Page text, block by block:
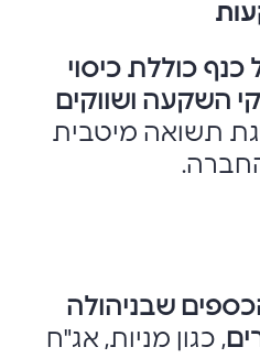
כוללת כיסוי
השקעה ושווקים
תשואה מיטבית
שבניהולה
, כגון מניות, אג"ח